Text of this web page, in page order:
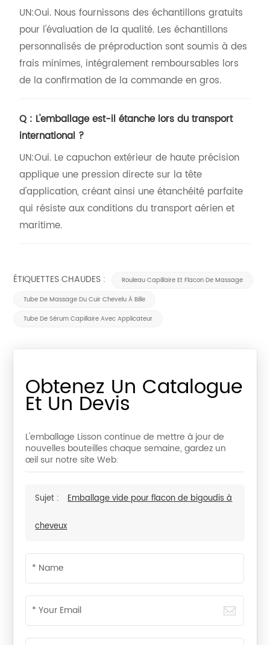
UN:Oui. Nous fournissons des échantillons gratuits
pour l'évaluation de la qualité. Les échantillons
personnalisés de préproduction sont soumis à des
frais minimes, intégralement remboursables lors
de la confirmation de la commande en gros.
Q : L'emballage est-il étanche lors du transport
international ?
UN:Oui. Le capuchon extérieur de haute précision
applique une pression directe sur la tête
d'application, créant ainsi une étanchéité parfaite
qui résiste aux conditions du transport aérien et
maritime.
ÉTIQUETTES CHAUDES :
Rouleau Capillaire Et Flacon De Massage
Tube De Massage Du Cuir Chevelu À Bille
Tube De Sérum Capillaire Avec Applicateur
Obtenez Un Catalogue
Et Un Devis
L'emballage Lisson continue de mettre à jour de
nouvelles bouteilles chaque semaine, gardez un
œil sur notre site Web.
Sujet : Emballage vide pour flacon de bigoudis à
cheveux